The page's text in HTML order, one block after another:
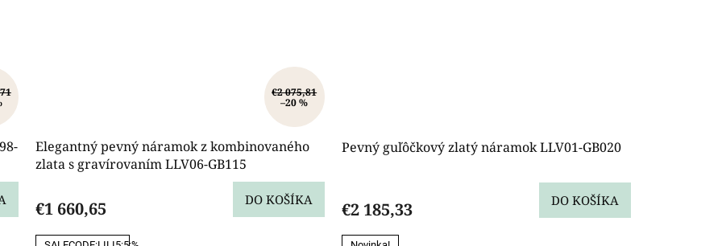
€2 075,81
–20 %
Elegantný pevný náramok z kombinovaného
zlata s gravírovaním LLV06-GB115
€1 660,65 DO KOŠÍKA
Pevný guľôčkový zlatý náramok LLV01-GB020
€2 185,33 DO KOŠÍKA